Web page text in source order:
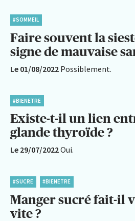
#SOMMEIL
Faire souvent la
signe de mauvaise
Le 01/08/2022 Possiblement.
#BIENETRE
Existe-t-il un lien
glande thyroïde ?
Le 29/07/2022Oui.
#SUCRE #BIENETRE
Manger sucré fait-il
vite ?